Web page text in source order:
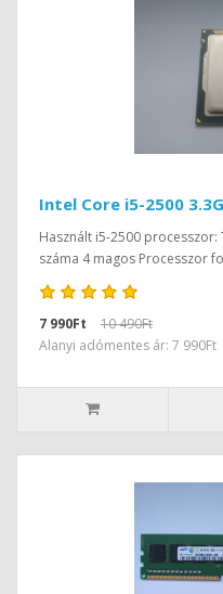
Intel Core i5-2500
Használt i5-2500 processzor:
száma 4 magos Processzor
7 990Ft
10 490Ft
Alanyi adómentes ár: 7 990Ft